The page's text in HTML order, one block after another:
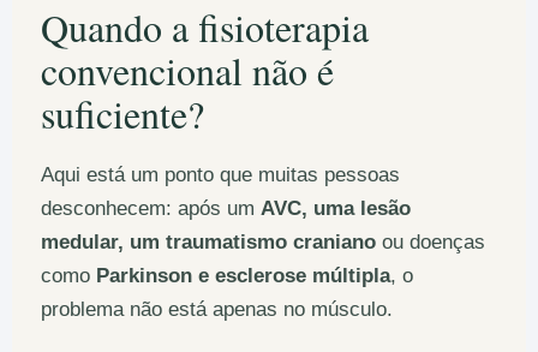
Quando a fisioterapia
convencional não é
suficiente?
Aqui está um ponto que muitas pessoas
desconhecem: após um AVC, uma lesão
medular, um traumatismo craniano ou doenças
como Parkinson e esclerose múltipla, o
problema não está apenas no músculo.